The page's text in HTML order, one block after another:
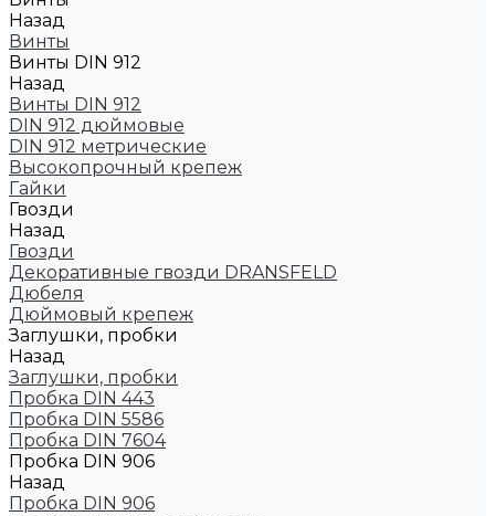
Назад
Винты
Винты DIN 912
Назад
Винты DIN 912
DIN 912 дюймовые
DIN 912 метрические
Высокопрочный крепеж
Гайки
Гвозди
Назад
Гвозди
Декоративные гвозди DRANSFELD
Дюбеля
Дюймовый крепеж
Заглушки, пробки
Назад
Заглушки, пробки
Пробка DIN 443
Пробка DIN 5586
Пробка DIN 7604
Пробка DIN 906
Назад
Пробка DIN 906